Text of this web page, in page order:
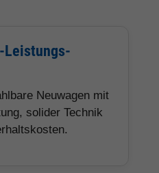
Leistungs-
Neuwagen mit
solider Technik